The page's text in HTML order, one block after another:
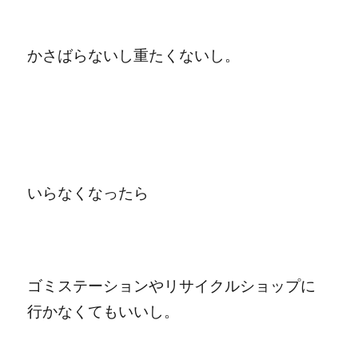
かさばらないし重たくないし。
いらなくなったら
ゴミステーションやリサイクルショップに
行かなくてもいいし。